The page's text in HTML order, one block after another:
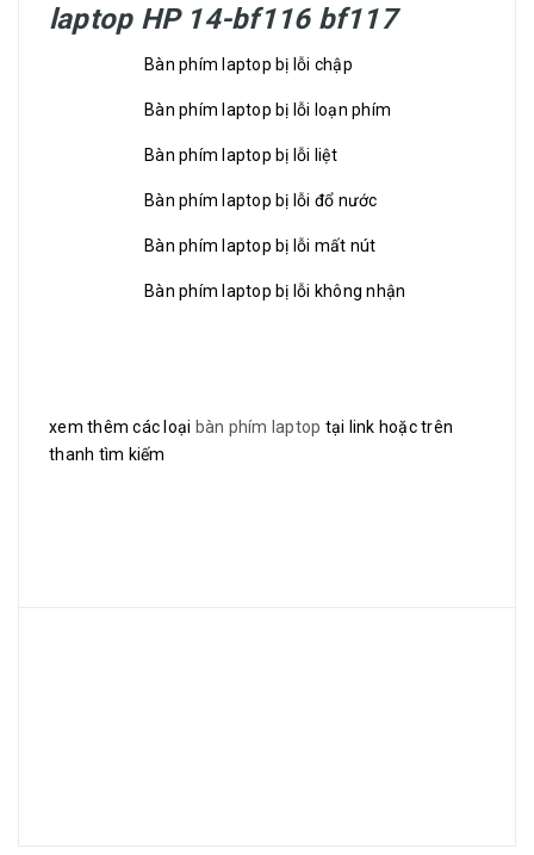
laptop HP 14-bf116 bf117
Bàn phím laptop bị lỗi chập
Bàn phím laptop bị lỗi loạn phím
Bàn phím laptop bị lỗi liệt
Bàn phím laptop bị lỗi đổ nước
Bàn phím laptop bị lỗi mất nút
Bàn phím laptop bị lỗi không nhận
xem thêm các loại bàn phím laptop tại link hoặc trên
thanh tìm kiếm